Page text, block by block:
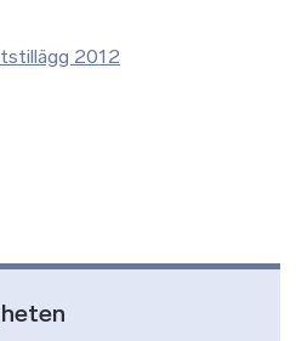
2012